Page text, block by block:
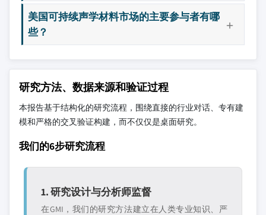
美国可持续声学材料市场的主要参与者有哪
些？
研究方法、数据来源和验证过程
本报告基于结构化的研究流程，围绕直接的行业对话、专有建
模和严格的交叉验证构建，而不仅仅是桌面研究。
我们的6步研究流程
1. 研究设计与分析师监督
在GMI，我们的研究方法建立在人类专业知识、严